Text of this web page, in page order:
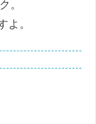
。
よ。